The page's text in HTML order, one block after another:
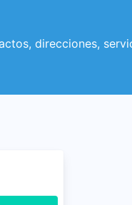
direcciones,